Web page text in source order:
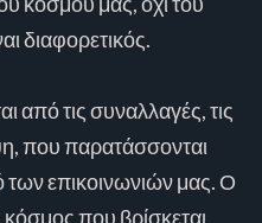
διαφορετικός.
από τις συναλλαγές, τις
που παρατάσσονται
των επικοινωνιών μας. Ο
κόσμος που βρίσκεται